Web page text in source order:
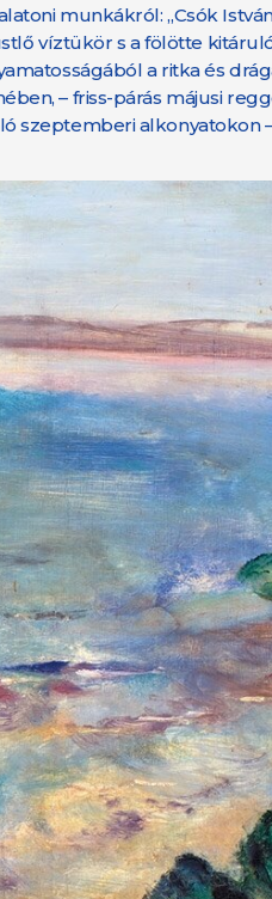
munkákról: „Csók
víztükör s a fölötte
a ritka és
– friss-párás májusi
szeptemberi alkonyatokon